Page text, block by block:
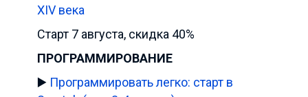
XIV века
Старт 7 августа, скидка 40%
ПРОГРАММИРОВАНИЕ
▶️ Программировать легко: старт в